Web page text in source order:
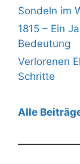
Sondeln im
1815 – Ein
Bedeutung
Verlorenen
Schritte
Alle